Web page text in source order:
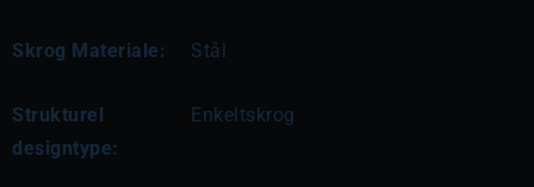
Skrog Materiale: Stål
Strukturel
designtype:
Enkeltskrog